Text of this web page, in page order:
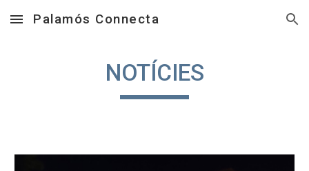
Skip to main content Skip to navigation
Palamós Connecta
NOTÍCIES